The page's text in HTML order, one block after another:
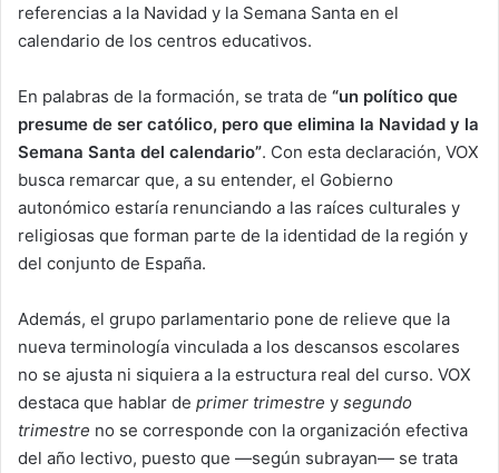
referencias a la Navidad y la Semana Santa en el
calendario de los centros educativos.
En palabras de la formación, se trata de “un político que
presume de ser católico, pero que elimina la Navidad y la
Semana Santa del calendario”. Con esta declaración, VOX
busca remarcar que, a su entender, el Gobierno
autonómico estaría renunciando a las raíces culturales y
religiosas que forman parte de la identidad de la región y
del conjunto de España.
Además, el grupo parlamentario pone de relieve que la
nueva terminología vinculada a los descansos escolares
no se ajusta ni siquiera a la estructura real del curso. VOX
destaca que hablar de primer trimestre y segundo
trimestre no se corresponde con la organización efectiva
del año lectivo, puesto que —según subrayan— se trata